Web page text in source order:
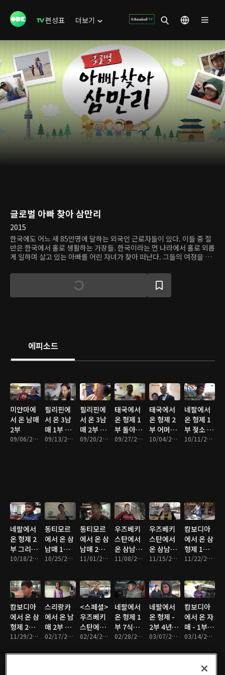
편성표 더보기
글로벌 아빠 찾아 삼만리
2015
한국에도 어느 새 85만명에 달하는 외국인 근로자들이 있다. 이들 중 절
반은 한국에서 홀로 생활하는 가장들. 한국이라는 먼 나라에서 홀로 외롭
게 일하며 살고 있는 아빠를 어린 자녀가 찾아 떠난다. 그들의 여정을 따
고 아이와 아빠의 만남에서 가족 사랑의 의미를 찾는다.
에피소드
미얀마에
서 온 남매
2부
09/06/2016 • 46분
필리핀에
서 온 3남
매 1부 엄
마 아빠의
09/13/2016 • 44분
필리핀에
서 온 3남
매 2부 가
족이 필요
09/20/2016 • 43분
태국에서
온 형제 1
부 돌아와
요 슈퍼맨!
09/27/2016 • 45분
태국에서
온 형제 2
부 어머니
의 도시락,
10/04/2016 • 47분
네팔에서
온 형제 1
부 젖소 아
빠와 코끼
10/11/2016 • 45분
네팔에서
온 형제 2
부 그리운
목소리, 3
회
10/18/2016 • 47분
동티모르
에서 온 삼
남매 1부
축구왕 얀
10/25/2016 • 48분
동티모르
에서 온 삼
남매 2부
잘 해낼 수
11/01/2016 • 45분
우즈베키
스탄에서
온 삼남매
1부 한지
- 엄마는
외로워
11/08/2016 • 46분
우즈베키
스탄에서
온 삼남매
2부 험난
힘들어도
괜찮아
11/15/2016 • 45분
캄보디아
에서 온 삼
형제 1부
우리 아빠
아 미남 가
수
11/22/2016 • 47분
캄보디아
에서 온 삼
형제 2부
무대에 서
11/29/2016 • 44분
스리랑카
에서 온 남
매 2부 보
고 싶은 아
02/17/2017 • 45분
<스페셜>
우즈베키
스탄에서
온 자매02/24/2017 • 50분
네팔에서
온 형제 1
부 7식구
의 가장,
거운 어깨
02/28/2017 • 46분
네팔에서
온 형제 -
2부 4년 만
의 재회,
별한 수업
03/07/2017 • 47분
캄보디아
에서 온 자
매 - 1부 8
년간 뱃멀
부 아빠의
03/14/2017 • 46분